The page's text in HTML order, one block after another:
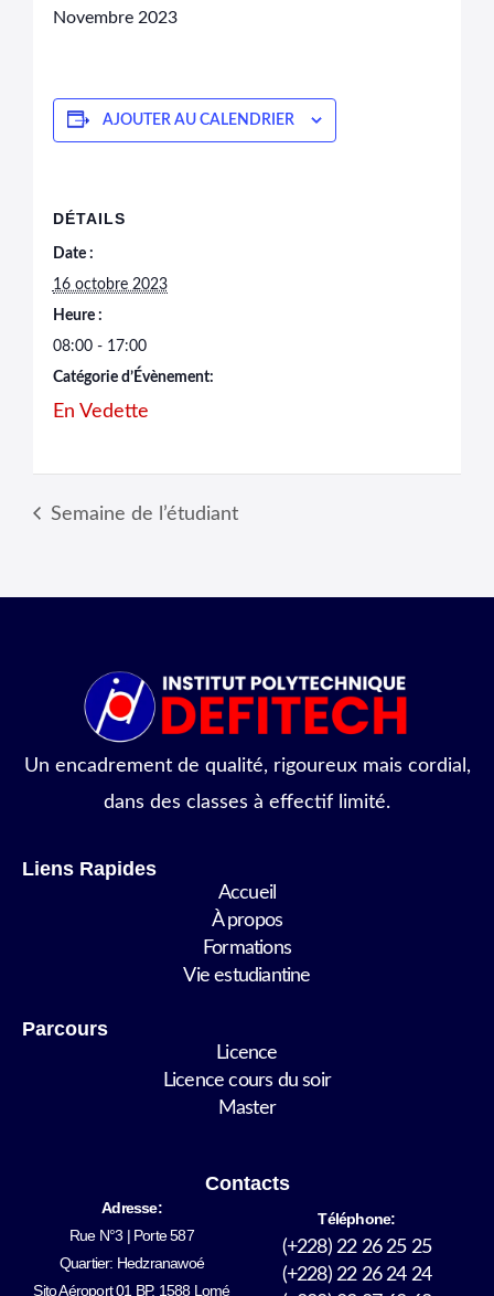
Novembre 2023
AJOUTER AU CALENDRIER
DÉTAILS
Date :
16 octobre 2023
Heure :
08:00 - 17:00
Catégorie d’Évènement:
En Vedette
Semaine de l’étudiant
Un encadrement de qualité, rigoureux mais cordial,
dans des classes à effectif limité.
Liens Rapides
Accueil
À propos
Formations
Vie estudiantine
Parcours
Licence
Licence cours du soir
Master
Contacts
Adresse:
Rue N°3 | Porte 587
Quartier: Hedzranawoé
Sito Aéroport 01 BP. 1588 Lomé
Téléphone:
(+228) 22 26 25 25
(+228) 22 26 24 24